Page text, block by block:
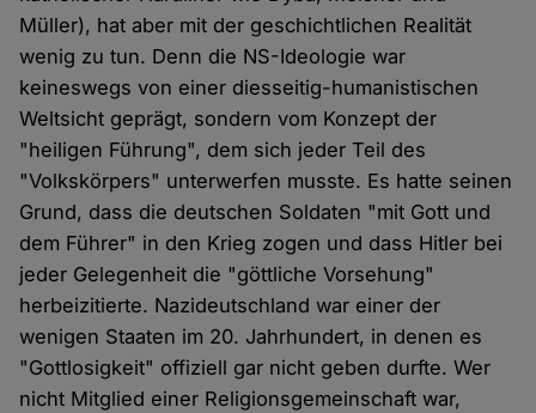
Müller), hat aber mit der geschichtlichen Realität
wenig zu tun. Denn die NS-Ideologie war
keineswegs von einer diesseitig-humanistischen
Weltsicht geprägt, sondern vom Konzept der
"heiligen Führung", dem sich jeder Teil des
"Volkskörpers" unterwerfen musste. Es hatte seinen
Grund, dass die deutschen Soldaten "mit Gott und
dem Führer" in den Krieg zogen und dass Hitler bei
jeder Gelegenheit die "göttliche Vorsehung"
herbeizitierte. Nazideutschland war einer der
wenigen Staaten im 20. Jahrhundert, in denen es
"Gottlosigkeit" offiziell gar nicht geben durfte. Wer
nicht Mitglied einer Religionsgemeinschaft war,